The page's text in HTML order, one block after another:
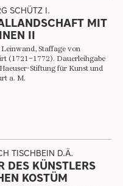
SCHÜTZ I.
MIT
II
Staffage von
(1721‒1772). Dauerleihgabe
Stiftung für Kunst und
a. M.
TISCHBEIN D.Ä.
DES KÜNSTLERS
KOSTÜM